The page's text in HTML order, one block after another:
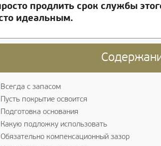
продлить срок службы
идеальным.
Всегда с запасом
Пусть покрытие освоится
Подготовка основания
Какую подложку использовать
Обязательно компенсационный зазор